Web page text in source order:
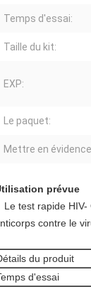
Temps d'essai:
Taille du kit:
EXP:
Le paquet:
Mettre en
prévue
Le test rapide
contre le
du produit
d'essai